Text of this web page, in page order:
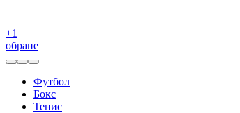
+1
обране
Футбол
Бокс
Тенис